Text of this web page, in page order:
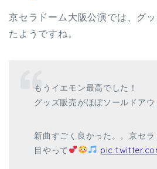
京セラドーム大阪公演では、グ
たようですね。
もうイエモン最高でした！
グッズ販売がほぼソールドアウ
新曲すごく良かった。。京セ
目やって